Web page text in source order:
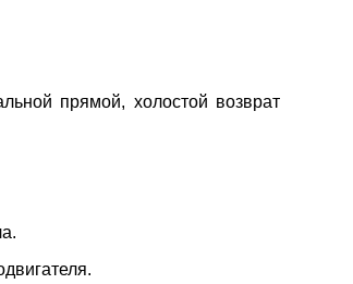
прямой, холостой возврат